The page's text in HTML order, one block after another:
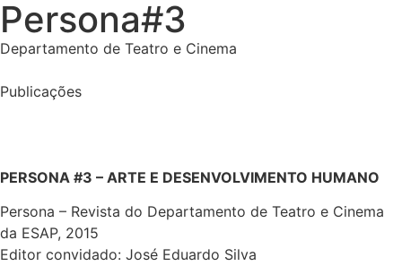
Persona#3
Departamento de Teatro e Cinema
Publicações
PERSONA #3 – ARTE E DESENVOLVIMENTO HUMANO
Persona – Revista do Departamento de Teatro e Cinema
da ESAP, 2015
Editor convidado: José Eduardo Silva